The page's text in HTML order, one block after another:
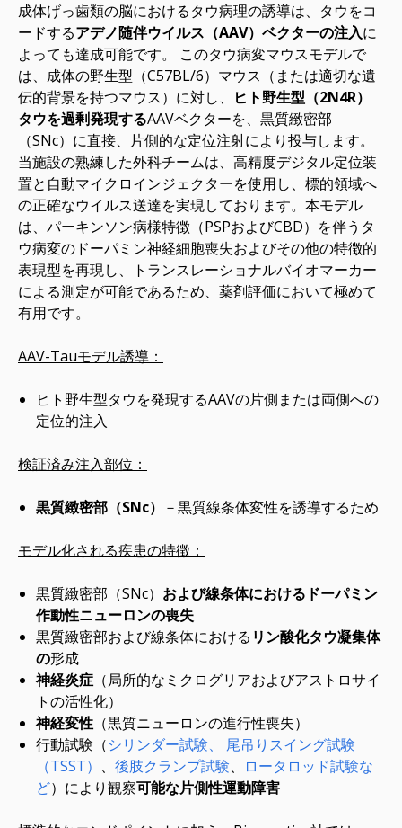
成体げっ歯類の脳におけるタウ病理の誘導は、タウをコ
ードするアデノ随伴ウイルス（AAV）ベクターの注入に
よっても達成可能です。 このタウ病変マウスモデルで
は、成体の野生型（C57BL/6）マウス（または適切な遺
伝的背景を持つマウス）に対し、
ヒト野生型（2N4R）
タウを過剰発現するAAVベクターを、黒質緻密部
（SNc）に直接、片側的な定位注射により投与します。
当施設の熟練した外科チームは、高精度デジタル定位装
置と自動マイクロインジェクターを使用し、標的領域へ
の正確なウイルス送達を実現しております。本モデル
は、パーキンソン病様特徴（PSPおよびCBD）を伴うタ
ウ病変のドーパミン神経細胞喪失およびその他の特徴的
表現型を再現し、トランスレーショナルバイオマーカー
による測定が可能であるため、薬剤評価において極めて
有用です。
AAV-Tauモデル誘導：
ヒト野生型タウを発現するAAVの片側または両側への
定位的注入
検証済み注入部位：
黒質緻密部（SNc） －黒質線条体変性を誘導するため
モデル化される疾患の特徴：
黒質緻密部（SNc） および線条体におけるドーパミン
作動性ニューロンの喪失
黒質緻密部および線条体における リン酸化タウ凝集体
の形成
神経炎症 （局所的なミクログリアおよびアストロサイ
トの活性化）
神経変性 （黒質ニューロンの進行性喪失）
行動試験（シリンダー試験、
尾吊りスイング試験
（TSST） 、 後肢クランプ試験、
ロータロッド試験な
ど）により観察可能な片側性運動障害